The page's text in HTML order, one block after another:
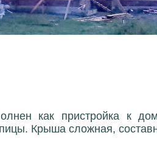
как пристройка к
Крыша сложная,